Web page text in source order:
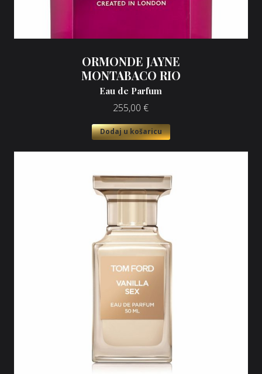
ORMONDE JAYNE
MONTABACO RIO
Eau de Parfum
255,00 €
Dodaj u košaricu